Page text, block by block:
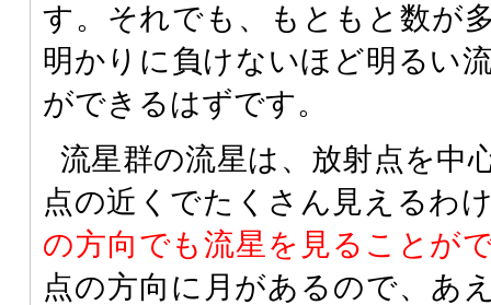
す。それでも、もともと数が
明かりに負けないほど明るい
ができるはずです。
流星群の流星は、放射点を中
点の近くでたくさん見えるわ
の方向でも流星を見ることが
点の方向に月があるので、あ